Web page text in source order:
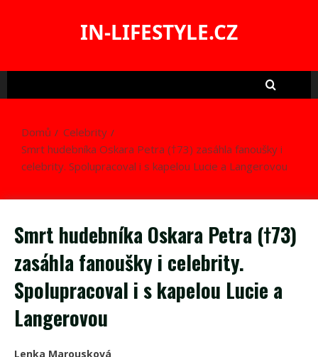
IN-LIFESTYLE.CZ
Domů
Celebrity
Smrt hudebníka Oskara Petra (†73) zasáhla fanoušky i
celebrity. Spolupracoval i s kapelou Lucie a Langerovou
Smrt hudebníka Oskara Petra (†73)
zasáhla fanoušky i celebrity.
Spolupracoval i s kapelou Lucie a
Langerovou
Lenka Marousková